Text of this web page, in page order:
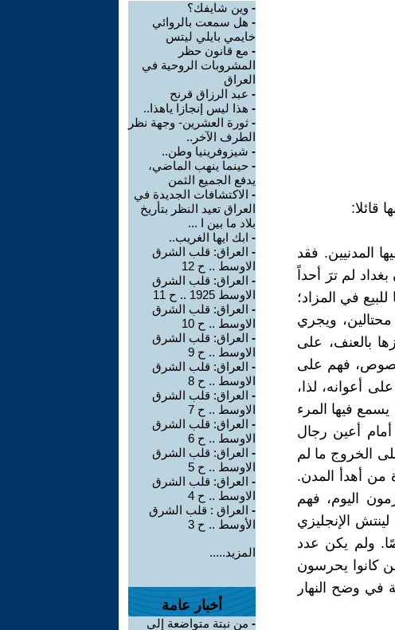
المدنيين. فقد
لم ترَ أحداً
في المزاد؛
محتالين، ويجري
بالعنف، على
فهم على
أعوانه، لذا،
فيها المرء
أعين رجال
الخروج ما لم
من أهدأ المدن.
اليوم، فهم
الإنجليزي
ولم يكن عدد
كانوا يحرسون
في وضح النهار
- وين شايفك؟
- هل سمعت بالروائي
خايمي بايلي ليتس
- مع قانون حظر
المشروبات الروحية في
العراق
- عبد الرزاق قرنح
- هذا ليس إنجازا ياهذا..
- ثورة العشرين- وجهة نظر
الطرف الآخر..
- شيزوفرينيا وطن..
- حينما ينهب الماضي،
يدفع الجميع الثمن
- الاكتشافات الجديدة في
العراق تعيد النظر بتأريخ
بلاد ما بين ا ...
- ابك ايها الغريب..
- العراق: قلب الشرق
الاوسط .. ح 12
- العراق: قلب الشرق
الاوسط 1925 .. ح 11
- العراق: قلب الشرق
الاوسط .. ح 10
- العراق: قلب الشرق
الاوسط .. ح 9
- العراق: قلب الشرق
الاوسط .. ح 8
- العراق: قلب الشرق
الاوسط .. ح 7
- العراق: قلب الشرق
الاوسط .. ح 6
- العراق: قلب الشرق
الاوسط .. ح 5
- العراق: قلب الشرق
الاوسط .. ح 4
- العراق : قلب الشرق
الأوسط .. ح 3
المزيد.....
أخبار عامة
- من نبتة متواضعة إلى